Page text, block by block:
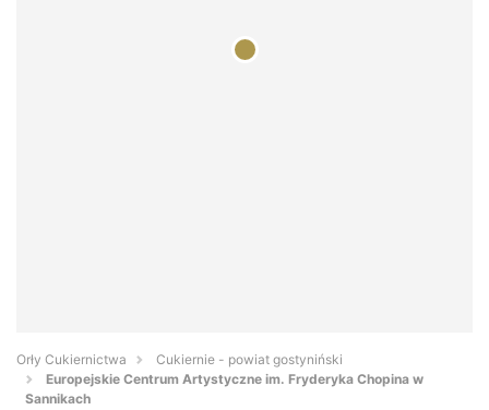
Orły Cukiernictwa
Cukiernie - powiat gostyniński
Europejskie Centrum Artystyczne im. Fryderyka Chopina w
Sannikach